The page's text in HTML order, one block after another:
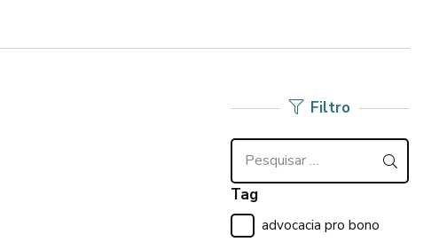
Filtro
Pesquisar
por:
Tag
advocacia pro bono